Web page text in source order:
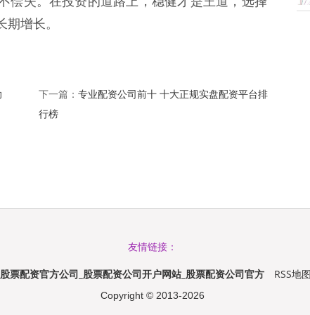
增长。
下一篇： 专业配资公司前十 十大正规实盘配资平台排
行榜
友情链接：
股票配资官方公司_股票配资公司开户网站_股票配资公司官方 RSS地图
Copyright © 2013-2026